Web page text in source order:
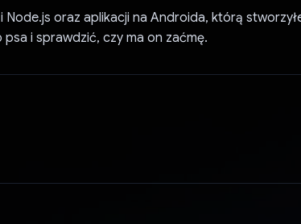
oraz aplikacji na Androida, którą
i sprawdzić, czy ma on zaćmę.